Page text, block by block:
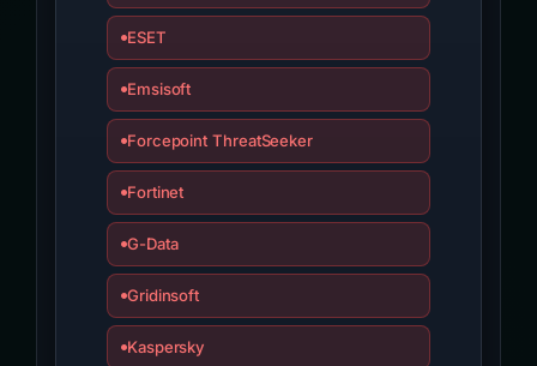
ESET
Emsisoft
Forcepoint ThreatSeeker
Fortinet
G-Data
Gridinsoft
Kaspersky